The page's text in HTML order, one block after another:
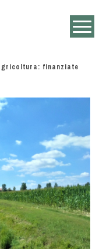
finanziate